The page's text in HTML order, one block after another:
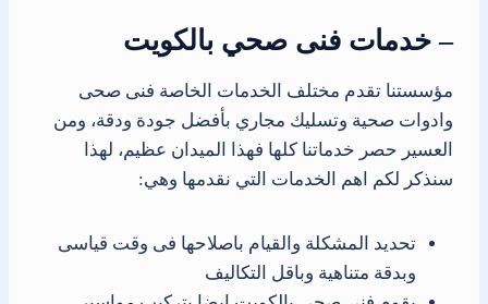
– خدمات فنى صحي بالكويت
مؤسستنا تقدم مختلف الخدمات الخاصة فنى صحى
وادوات صحية وتسليك مجاري بأفضل جودة ودقة، ومن
العسير حصر خدماتنا كلها فهذا الميدان عظيم، لهذا
سنذكر لكم اهم الخدمات التي نقدمها وهي:
تحديد المشكلة والقيام باصلاحها فى وقت قياسى
وبدقة متناهية وباقل التكاليف